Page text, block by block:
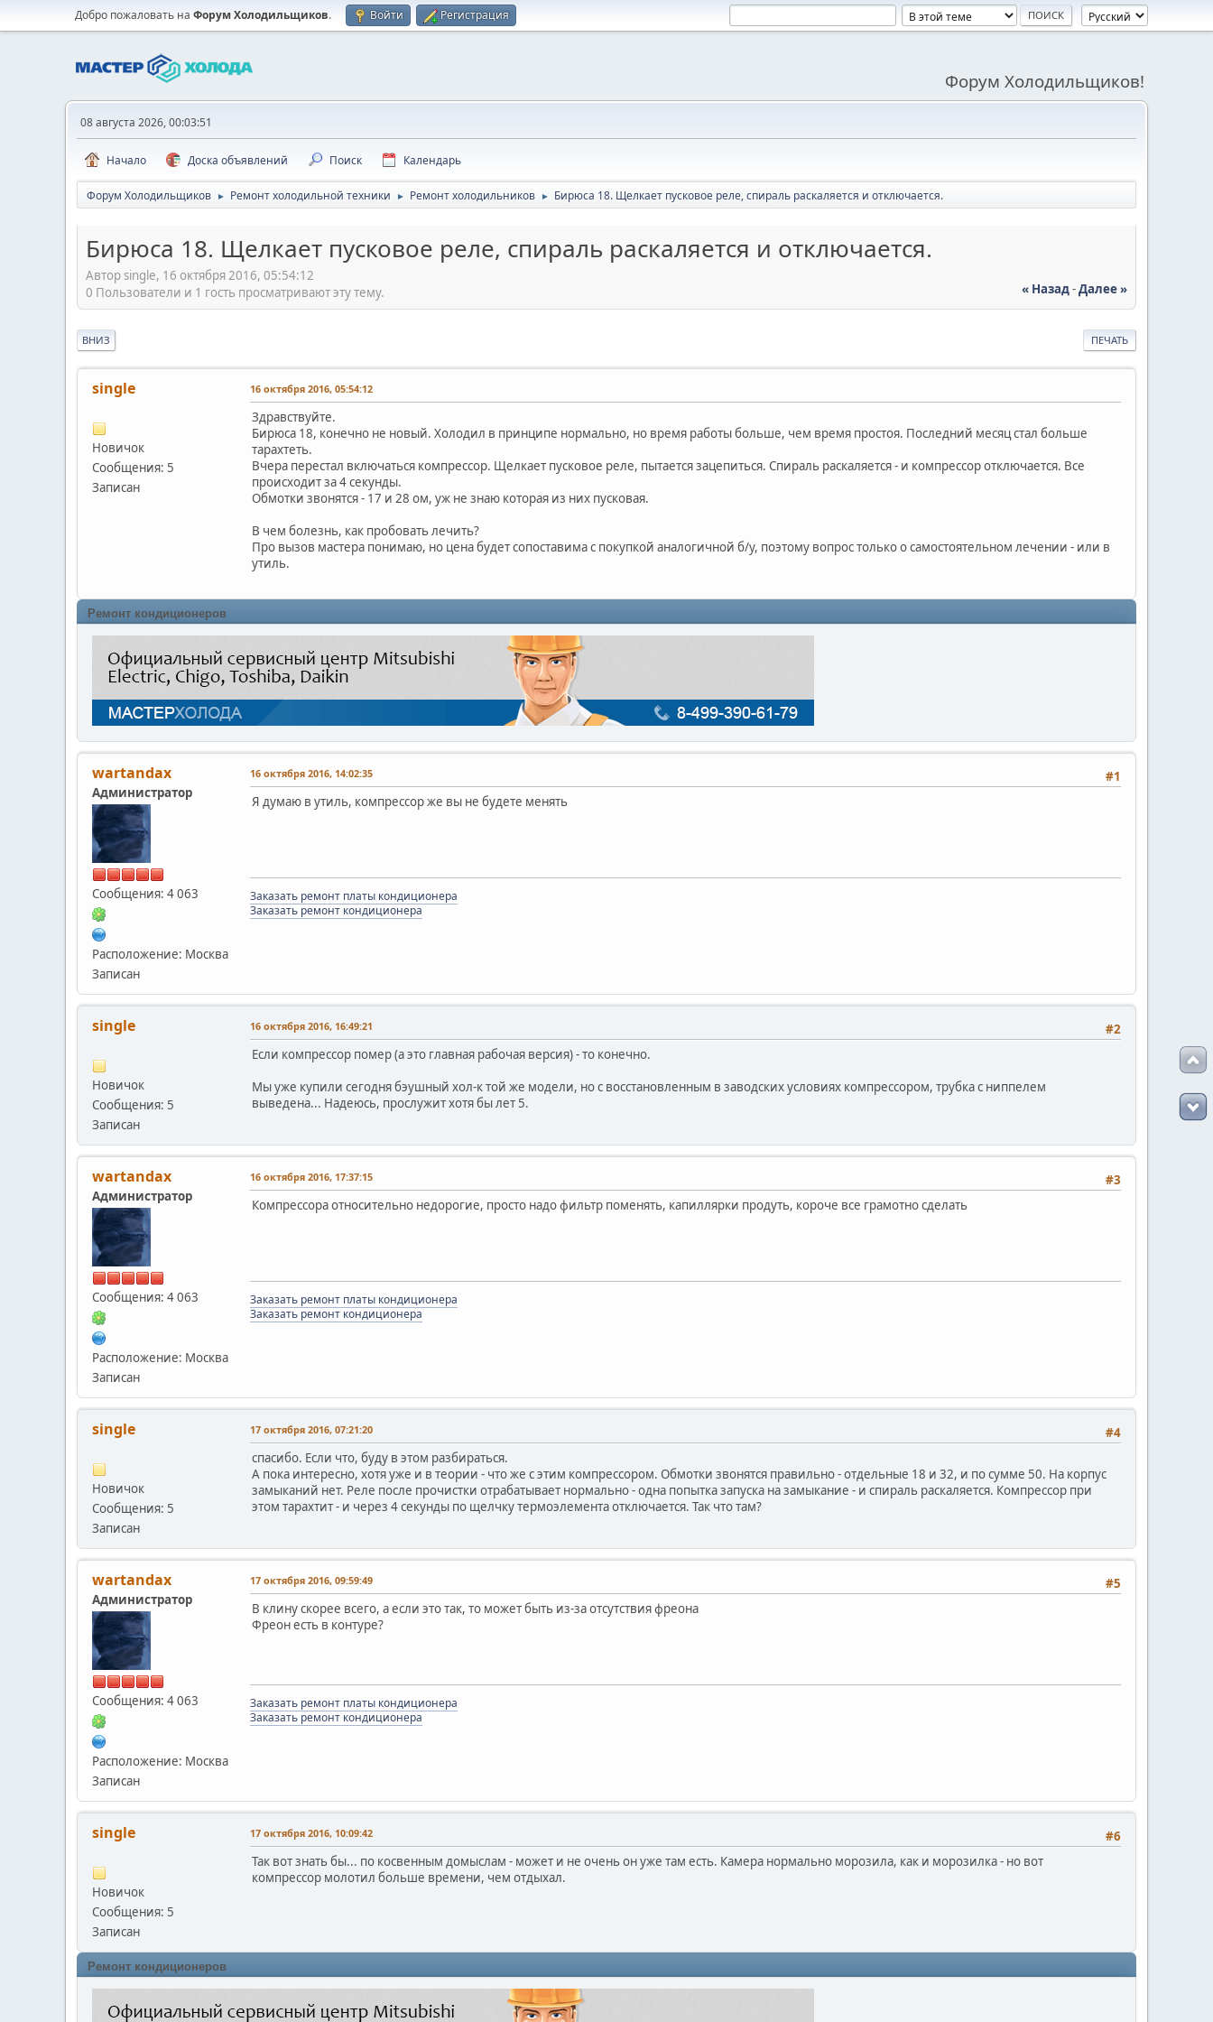
Добро пожаловать на Форум Холодильщиков. Войти Регистрация
Форум Холодильщиков!
08 августа 2026, 00:03:51
Начало Доска объявлений Поиск Календарь
Форум Холодильщиков ► Ремонт холодильной техники ► Ремонт холодильников ► Бирюса 18. Щелкает пусковое реле, спираль раскаляется и отключается.
Бирюса 18. Щелкает пусковое реле, спираль раскаляется и отключается.
Автор single, 16 октября 2016, 05:54:12
« Назад-Далее »
0 Пользователи и 1 гость просматривают эту тему.
ПЕЧАТЬ
ВНИЗ
single
Новичок
Сообщения: 5
Записан
16 октября 2016, 05:54:12
Здравствуйте.
Бирюса 18, конечно не новый. Холодил в принципе нормально, но время работы больше, чем время простоя. Последний месяц стал больше
тарахтеть.
Вчера перестал включаться компрессор. Щелкает пусковое реле, пытается зацепиться. Спираль раскаляется - и компрессор отключается. Все
происходит за 4 секунды.
Обмотки звонятся - 17 и 28 ом, уж не знаю которая из них пусковая.
В чем болезнь, как пробовать лечить?
Про вызов мастера понимаю, но цена будет сопоставима с покупкой аналогичной б/у, поэтому вопрос только о самостоятельном лечении - или в
утиль.
Ремонт кондиционеров
wartandax
Администратор
Сообщения: 4 063
Расположение: Москва
Записан
#1
16 октября 2016, 14:02:35
Я думаю в утиль, компрессор же вы не будете менять
Заказать ремонт платы кондиционера
Заказать ремонт кондиционера
single
Новичок
Сообщения: 5
Записан
#2
16 октября 2016, 16:49:21
Если компрессор помер (а это главная рабочая версия) - то конечно.
Мы уже купили сегодня бэушный хол-к той же модели, но с восстановленным в заводских условиях компрессором, трубка с ниппелем
выведена... Надеюсь, прослужит хотя бы лет 5.
wartandax
Администратор
Сообщения: 4 063
Расположение: Москва
Записан
#3
16 октября 2016, 17:37:15
Компрессора относительно недорогие, просто надо фильтр поменять, капиллярки продуть, короче все грамотно сделать
Заказать ремонт платы кондиционера
Заказать ремонт кондиционера
single
Новичок
Сообщения: 5
Записан
#4
17 октября 2016, 07:21:20
спасибо. Если что, буду в этом разбираться.
А пока интересно, хотя уже и в теории - что же с этим компрессором. Обмотки звонятся правильно - отдельные 18 и 32, и по сумме 50. На корпус
замыканий нет. Реле после прочистки отрабатывает нормально - одна попытка запуска на замыкание - и спираль раскаляется. Компрессор при
этом тарахтит - и через 4 секунды по щелчку термоэлемента отключается. Так что там?
wartandax
Администратор
Сообщения: 4 063
Расположение: Москва
Записан
#5
17 октября 2016, 09:59:49
В клину скорее всего, а если это так, то может быть из-за отсутствия фреона
Фреон есть в контуре?
Заказать ремонт платы кондиционера
Заказать ремонт кондиционера
single
Новичок
Сообщения: 5
Записан
#6
17 октября 2016, 10:09:42
Так вот знать бы... по косвенным домыслам - может и не очень он уже там есть. Камера нормально морозила, как и морозилка - но вот
компрессор молотил больше времени, чем отдыхал.
Ремонт кондиционеров